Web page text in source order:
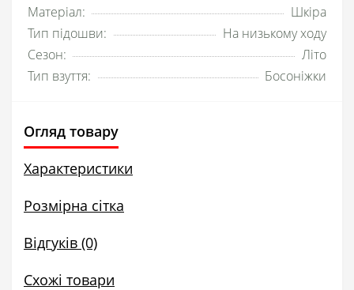
Матеріал:
Шкіра
Тип підошви:
На низькому ходу
Сезон:
Літо
Тип взуття:
Босоніжки
Огляд товару
Характеристики
Розмірна сітка
Відгуків (0)
Схожі товари